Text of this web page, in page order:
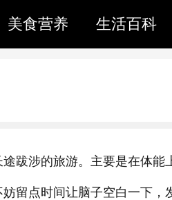
美食营养 生活百科
跋涉的旅游。主要是在体能
留点时间让脑子空白一下